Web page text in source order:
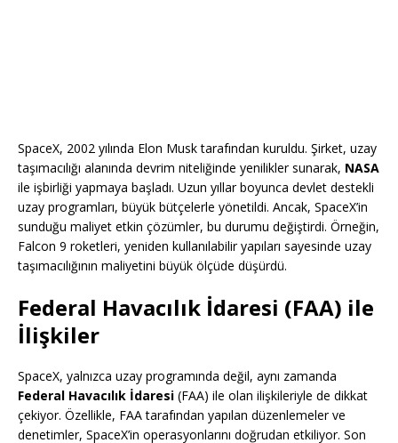
SpaceX, 2002 yılında Elon Musk tarafından kuruldu. Şirket, uzay
taşımacılığı alanında devrim niteliğinde yenilikler sunarak, NASA
ile işbirliği yapmaya başladı. Uzun yıllar boyunca devlet destekli
uzay programları, büyük bütçelerle yönetildi. Ancak, SpaceX’in
sunduğu maliyet etkin çözümler, bu durumu değiştirdi. Örneğin,
Falcon 9 roketleri, yeniden kullanılabilir yapıları sayesinde uzay
taşımacılığının maliyetini büyük ölçüde düşürdü.
Federal Havacılık İdaresi (FAA) ile
İlişkiler
SpaceX, yalnızca uzay programında değil, aynı zamanda
Federal Havacılık İdaresi (FAA) ile olan ilişkileriyle de dikkat
çekiyor. Özellikle, FAA tarafından yapılan düzenlemeler ve
denetimler, SpaceX’in operasyonlarını doğrudan etkiliyor. Son